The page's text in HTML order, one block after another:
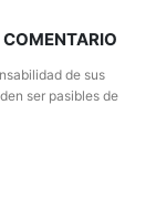
de sus
ser pasibles de